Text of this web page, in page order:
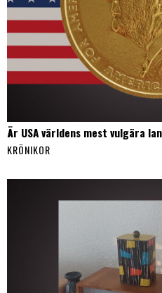
Är USA världens mest vulgära
KRÖNIKOR